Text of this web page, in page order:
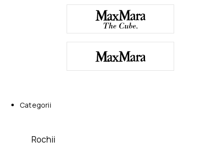
Categorii
Rochii